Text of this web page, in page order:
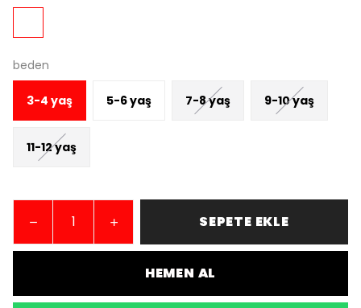
beden
3-4 yaş 5-6 yaş 7-8 yaş 9-10 yaş
11-12 yaş
SEPETE EKLE
HEMEN AL